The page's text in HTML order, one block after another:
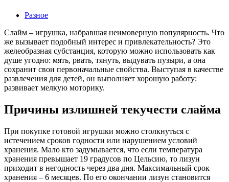
Разное
Слайм – игрушка, набравшая неимоверную популярность. Что
же вызывает подобный интерес и привлекательность? Это
желеобразная субстанция, которую можно использовать как
душе угодно: мять, рвать, тянуть, выдувать пузыри, а она
сохранит свои первоначальные свойства. Выступая в качестве
развлечения для детей, он выполняет хорошую работу:
развивает мелкую моторику.
Причины излишней текучести слайма
При покупке готовой игрушки можно столкнуться с
истечением сроков годности или нарушением условий
хранения. Мало кто задумывается, что если температура
хранения превышает 19 градусов по Цельсию, то лизун
приходит в негодность через два дня. Максимальный срок
хранения – 6 месяцев. По его окончании лизун становится